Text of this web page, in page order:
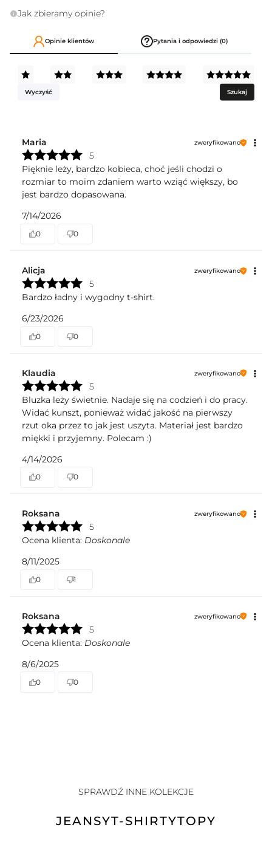
Jak zbieramy opinie?
Opinie klientów Pytania i odpowiedzi (0)
Wyczyść Szukaj
Maria zweryfikowano
5
Pięknie leży, bardzo kobieca, choć jeśli chodzi o
rozmiar to moim zdaniem warto wziąć większy, bo
jest bardzo dopasowana.
7/14/2026
0 0
Alicja zweryfikowano
5
Bardzo ładny i wygodny t-shirt.
6/23/2026
0 0
Klaudia zweryfikowano
5
Bluzka leży świetnie. Nadaje się na codzień i do pracy.
Widać kunszt, ponieważ widać jakość na pierwszy
rzut oka przez to jak jest uszyta. Materiał jest bardzo
miękki i przyjemny. Polecam :)
4/14/2026
0 0
Roksana zweryfikowano
5
Ocena klienta: Doskonale
8/11/2025
0 1
Roksana zweryfikowano
5
Ocena klienta: Doskonale
8/6/2025
0 0
SPRAWDŹ INNE KOLEKCJE
JEANSYT-SHIRTYTOPY